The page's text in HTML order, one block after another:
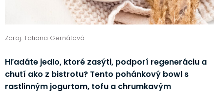
Zdroj: Tatiana Gernátová
Hľadáte jedlo, ktoré zasýti, podporí regeneráciu a
chutí ako z bistrotu? Tento pohánkový bowl s
rastlinným jogurtom, tofu a chrumkavým